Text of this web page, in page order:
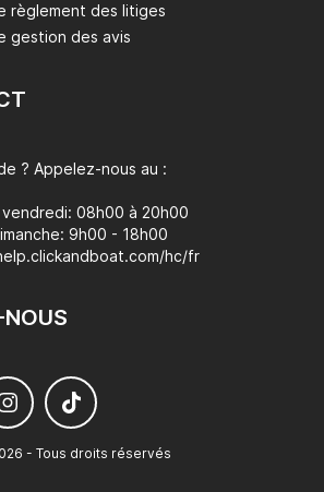
règlement des litiges
gestion des avis
? Appelez-nous au :
vendredi: 08h00 à 20h00
9h00 - 18h00
hc/fr
- Tous droits réservés